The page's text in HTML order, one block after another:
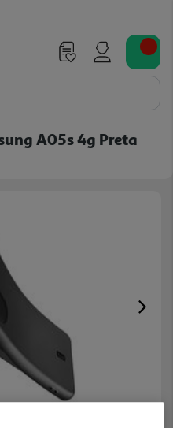
A05s 4g Preta